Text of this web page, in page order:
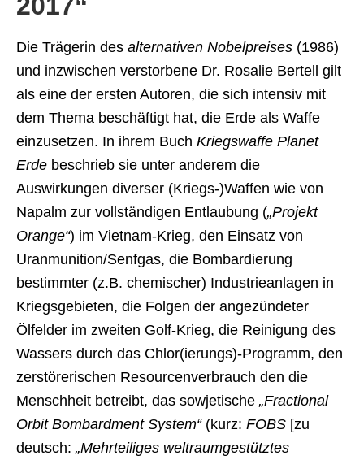
Die Trägerin des alternativen Nobelpreises (1986)
und inzwischen verstorbene Dr. Rosalie Bertell gilt
als eine der ersten Autoren, die sich intensiv mit
dem Thema beschäftigt hat, die Erde als Waffe
einzusetzen. In ihrem Buch Kriegswaffe Planet
Erde beschrieb sie unter anderem die
Auswirkungen diverser (Kriegs-)Waffen wie von
Napalm zur vollständigen Entlaubung („Projekt
Orange“) im Vietnam-Krieg, den Einsatz von
Uranmunition/Senfgas, die Bombardierung
bestimmter (z.B. chemischer) Industrieanlagen in
Kriegsgebieten, die Folgen der angezündeter
Ölfelder im zweiten Golf-Krieg, die Reinigung des
Wassers durch das Chlor(ierungs)-Programm, den
zerstörerischen Resourcenverbrauch den die
Menschheit betreibt, das sowjetische „Fractional
Orbit Bombardment System“(kurz: FOBS [zu
deutsch: „Mehrteiliges weltraumgestütztes